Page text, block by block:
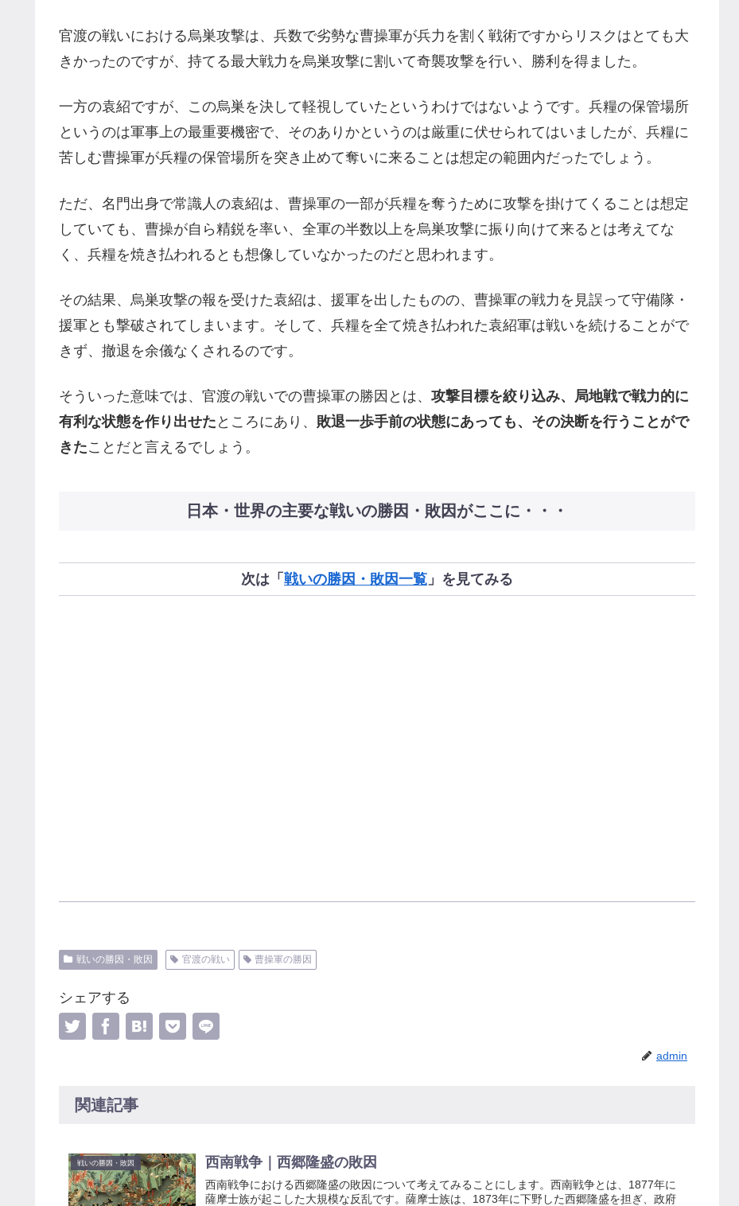
官渡の戦いにおける烏巣攻撃は、兵数で劣勢な曹操軍が兵力を割く戦術ですからリスクはとても大
きかったのですが、持てる最大戦力を烏巣攻撃に割いて奇襲攻撃を行い、勝利を得ました。
一方の袁紹ですが、この烏巣を決して軽視していたというわけではないようです。兵糧の保管場所
というのは軍事上の最重要機密で、そのありかというのは厳重に伏せられてはいましたが、兵糧に
苦しむ曹操軍が兵糧の保管場所を突き止めて奪いに来ることは想定の範囲内だったでしょう。
ただ、名門出身で常識人の袁紹は、曹操軍の一部が兵糧を奪うために攻撃を掛けてくることは想定
していても、曹操が自ら精鋭を率い、全軍の半数以上を烏巣攻撃に振り向けて来るとは考えてな
く、兵糧を焼き払われるとも想像していなかったのだと思われます。
その結果、烏巣攻撃の報を受けた袁紹は、援軍を出したものの、曹操軍の戦力を見誤って守備隊・
援軍とも撃破されてしまいます。そして、兵糧を全て焼き払われた袁紹軍は戦いを続けることがで
きず、撤退を余儀なくされるのです。
そういった意味では、官渡の戦いでの曹操軍の勝因とは、 攻撃目標を絞り込み、局地戦で戦力的に
有利な状態を作り出せた ところにあり、 敗退一歩手前の状態にあっても、その決断を行うことがで
きたことだと言えるでしょう。
日本・世界の主要な戦いの勝因・敗因がここに・・・
次は「 戦いの勝因・敗因一覧 」を見てみる
戦いの勝因・敗因 官渡の戦い 曹操軍の勝因
シェアする
admin
関連記事
戦いの勝因・敗因 西南戦争｜西郷隆盛の敗因
西南戦争における西郷隆盛の敗因について考えてみることにします。西南戦争とは、1877年に
薩摩士族が起こした大規模な反乱です。薩摩士族は、1873年に下野した西郷隆盛を担ぎ、政府